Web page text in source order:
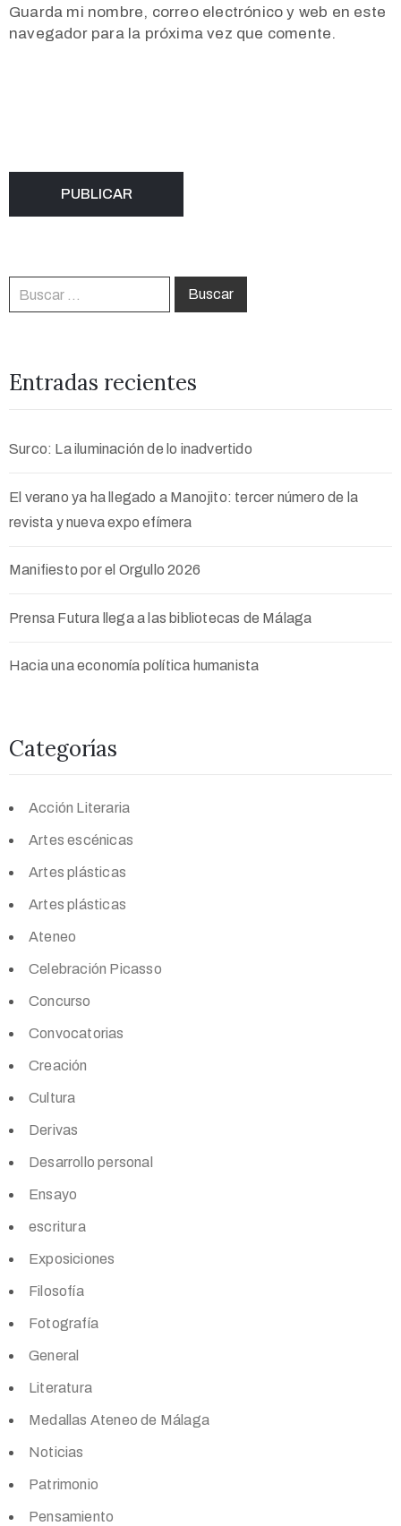
Guarda mi nombre, correo electrónico y web en este
navegador para la próxima vez que comente.
Entradas recientes
Surco: La iluminación de lo inadvertido
El verano ya ha llegado a Manojito: tercer número de la
revista y nueva expo efímera
Manifiesto por el Orgullo 2026
Prensa Futura llega a las bibliotecas de Málaga
Hacia una economía política humanista
Categorías
Acción Literaria
Artes escénicas
Artes plásticas
Artes plásticas
Ateneo
Celebración Picasso
Concurso
Convocatorias
Creación
Cultura
Derivas
Desarrollo personal
Ensayo
escritura
Exposiciones
Filosofía
Fotografía
General
Literatura
Medallas Ateneo de Málaga
Noticias
Patrimonio
Pensamiento